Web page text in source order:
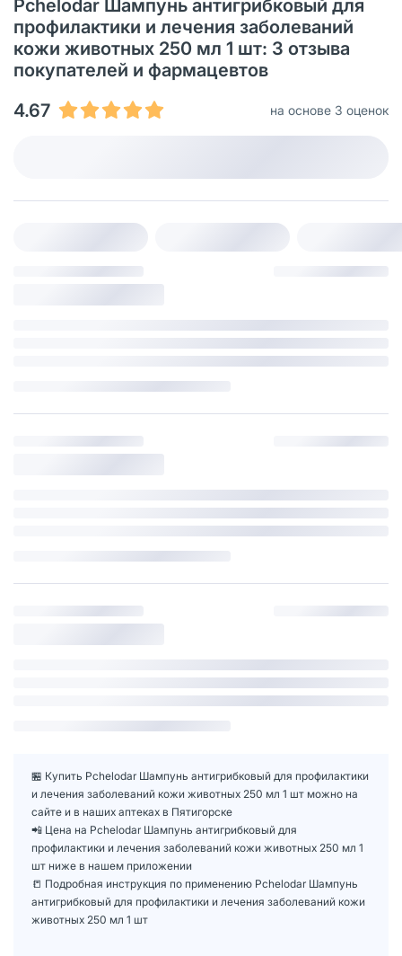
Pchelodar Шампунь антигрибковый для
профилактики и лечения заболеваний
кожи животных 250 мл 1 шт: 3 отзыва
покупателей и фармацевтов
4.67
на основе 3 оценок
🏪 Купить Pchelodar Шампунь антигрибковый для профилактики
и лечения заболеваний кожи животных 250 мл 1 шт можно на
сайте и в наших аптеках в Пятигорске
📲 Цена на Pchelodar Шампунь антигрибковый для
профилактики и лечения заболеваний кожи животных 250 мл 1
шт ниже в нашем приложении
📒 Подробная инструкция по применению Pchelodar Шампунь
антигрибковый для профилактики и лечения заболеваний кожи
животных 250 мл 1 шт